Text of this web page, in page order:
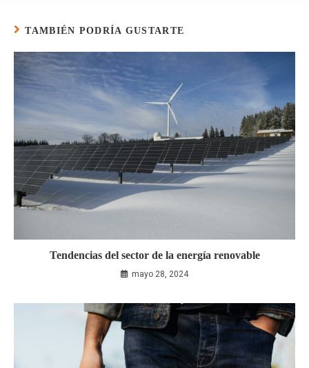
TAMBIÉN PODRÍA GUSTARTE
Tendencias del sector de la energía renovable
mayo 28, 2024